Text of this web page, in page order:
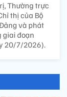
Thường trực
thị của Bộ
và phát
giai đoạn
20/7/2026).